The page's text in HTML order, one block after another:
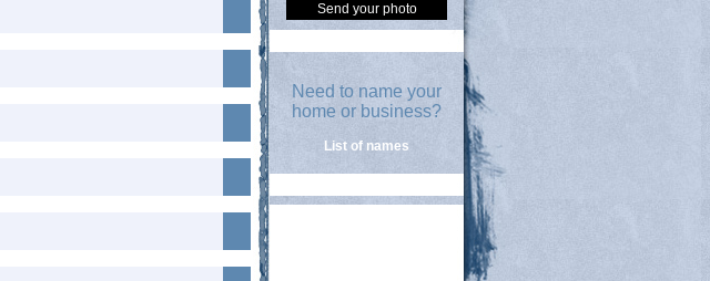
Send your photo
Need to name your
home or business?
List of names